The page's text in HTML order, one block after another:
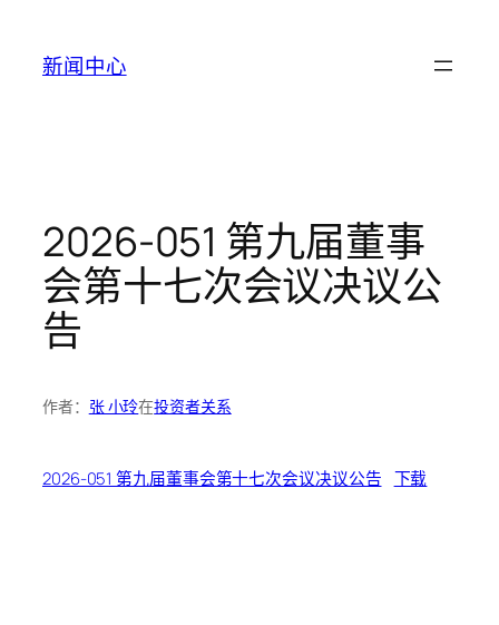
新闻中心
2026-051 第九届董事
会第十七次会议决议公
告
作者： 张 小玲在投资者关系
2026-051 第九届董事会第十七次会议决议公告 下载